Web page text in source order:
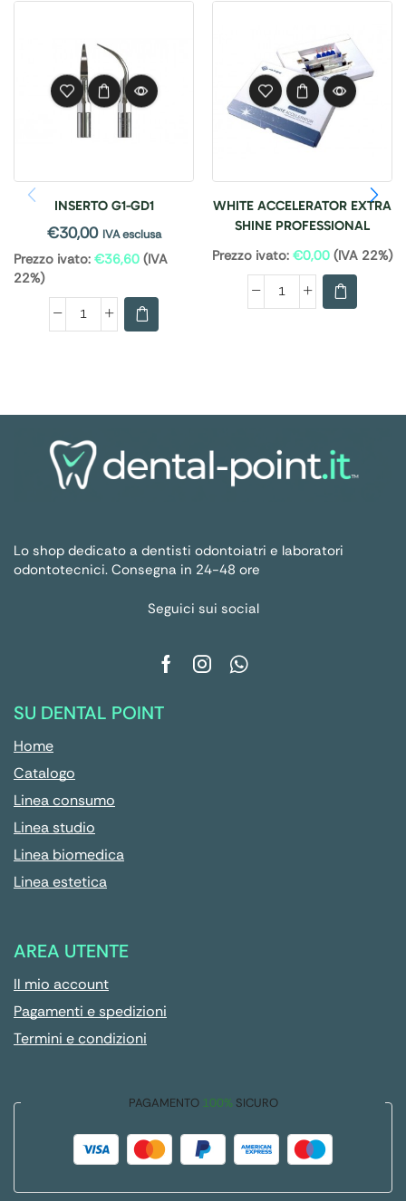
INSERTO G1-GD1
€30,00 IVA esclusa
Prezzo ivato: €36,60 (IVA
22%)
WHITE ACCELERATOR EXTRA
SHINE PROFESSIONAL
Prezzo ivato: €0,00 (IVA 22%)
Lo shop dedicato a dentisti odontoiatri e laboratori
odontotecnici. Consegna in 24-48 ore
Seguici sui social
SU DENTAL POINT
Home
Catalogo
Linea consumo
Linea studio
Linea biomedica
Linea estetica
AREA UTENTE
Il mio account
Pagamenti e spedizioni
Termini e condizioni
PAGAMENTO 100% SICURO